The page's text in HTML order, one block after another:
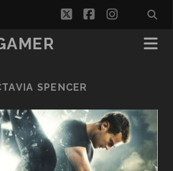
twitterfacebook
SPENCER